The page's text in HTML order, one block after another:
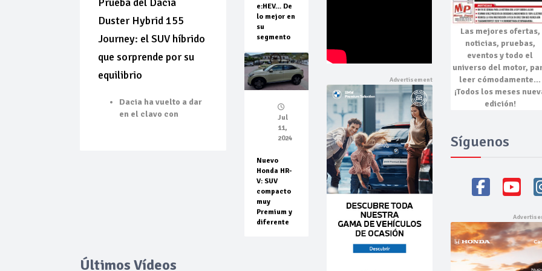
Duster Hybrid 155
Journey: el SUV híbrido
que sorprende por su
equilibrio
Dacia ha vuelto a dar
en el clavo con
e:HEV… De
lo mejor en
su
segmento
Jul
11,
2024
Nuevo
Honda HR-
V: SUV
compacto
muy
Premium y
diferente
Últimos Vídeos
Las mejores ofertas,
noticias, pruebas,
eventosy todo el
universo del motor,
leer cómodamente…
¡Todos los meses
edición!
Síguenos